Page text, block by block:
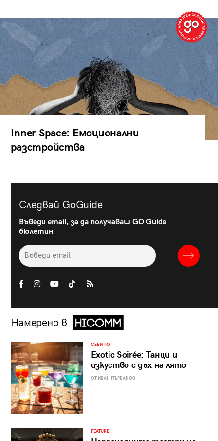
Inner Space: Емоционални
разстройства
Следвай GoGuide
Въведи email, за да получаваш GO Guide
бюлетин
Намерено в
СЪБИТИЯ
Exotic Soirée: Танци и
изкуство с дъх на лято
ОТ ИВАН ПЪРВАНОВ
FEATURE